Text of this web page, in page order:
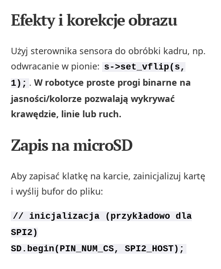
Efekty i korekcje obrazu
Użyj sterownika sensora do obróbki kadru, np.
odwracanie w pionie: s->set_vflip(s,
1); .W robotyce proste progi binarne na
jasności/kolorze pozwalają wykrywać
krawędzie, linie lub ruch.
Zapis na microSD
Aby zapisać klatkę na karcie, zainicjalizuj kartę
i wyślij bufor do pliku:
// inicjalizacja (przykładowo dla
SPI2)
SD.begin(PIN_NUM_CS, SPI2_HOST);